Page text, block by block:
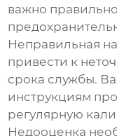
важно
Неправильная
привести к
срока службы.
инструкциям
регулярную
Недооценка